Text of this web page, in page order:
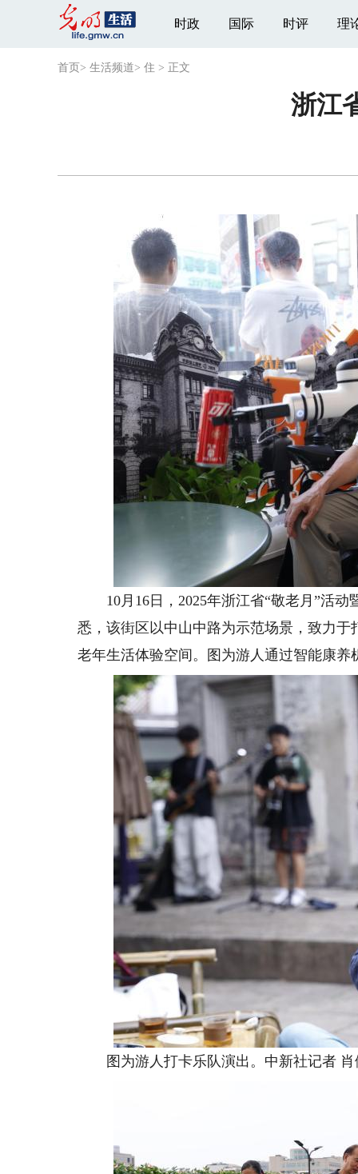
时政 国际 时评 理
首页 > 生活频道> 住 > 正文
浙江
10月16日，2025年浙江省“敬老月”活动
悉，该街区以中山中路为示范场景，致力
老年生活体验空间。图为游人通过智能康
图为游人打卡乐队演出。中新社记者 肖